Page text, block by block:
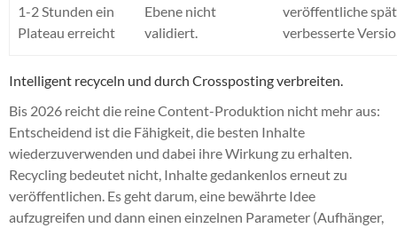
1-2 Stunden ein
Plateau erreicht
Ebene nicht
validiert.
veröffentliche
verbesserte
Intelligent recyceln und durch Crossposting verbreiten.
Bis 2026 reicht die reine Content-Produktion nicht mehr aus:
Entscheidend ist die Fähigkeit, die besten Inhalte
wiederzuverwenden und dabei ihre Wirkung zu erhalten.
Recycling bedeutet nicht, Inhalte gedankenlos erneut zu
veröffentlichen. Es geht darum, eine bewährte Idee
aufzugreifen und dann einen einzelnen Parameter (Aufhänger,